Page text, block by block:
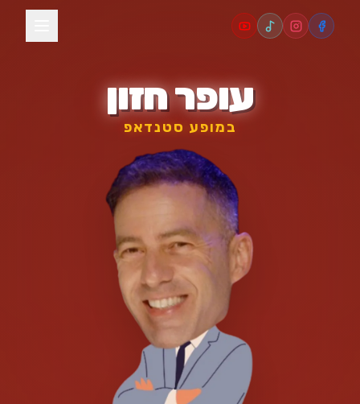
דלג לתוכן הראשי
עופר חזון
במופע סטנדאפ